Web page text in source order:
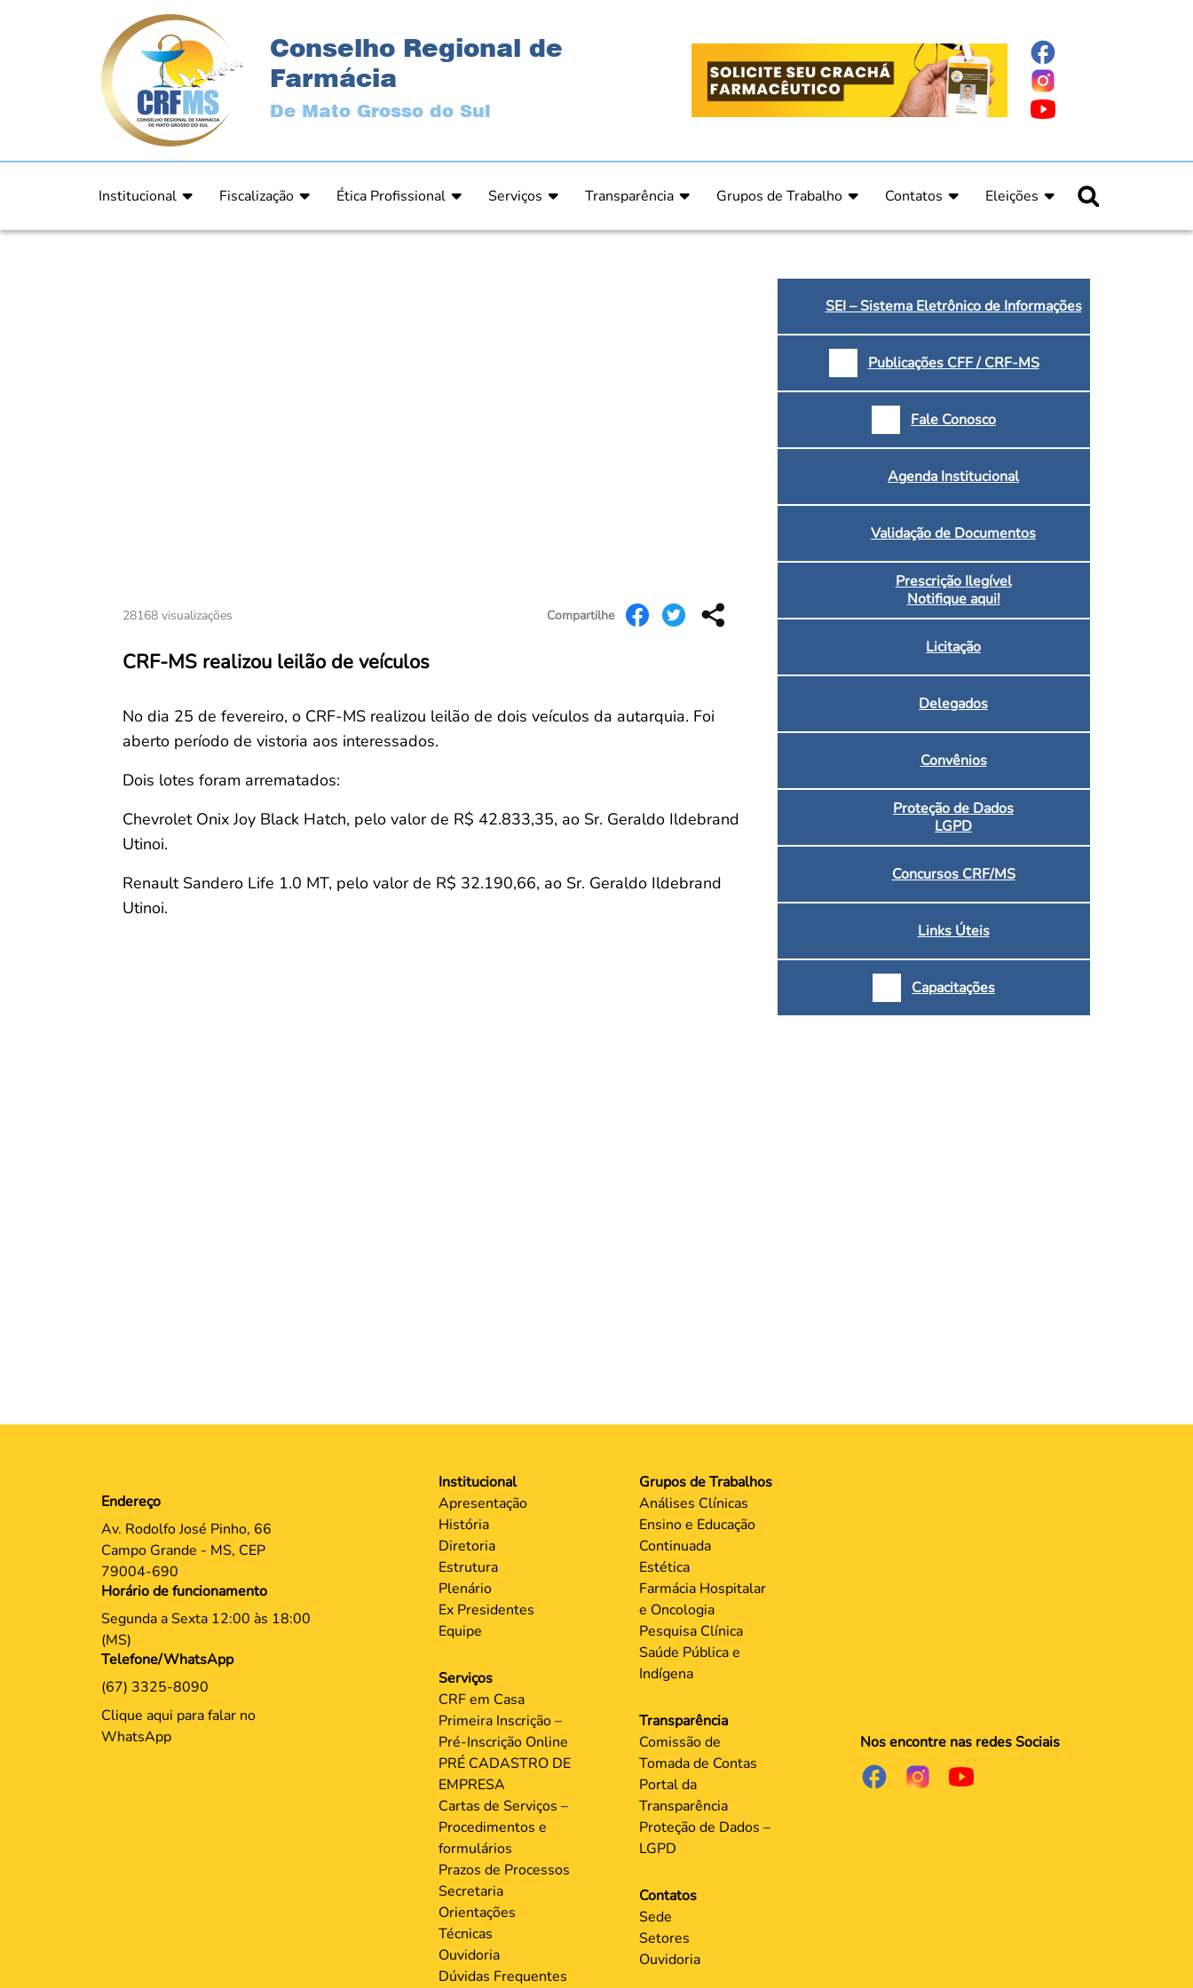
Conselho Regional de
Farmácia
De Mato Grosso do Sul
Institucional
Fiscalização
Ética Profissional
Serviços
Convenção Coletiva 2025/2026 – Piso salarial Farmácias e Drogaria
Consulta de Farmacêuticos e Estabelecimentos Inscritos no CRF/MS
Transparência
Grupos de Trabalho
Farmácia Hospitalar e Oncologia
Saúde Pública e Indígena
Contatos
Eleições
Candidatos
28168 visualizações Compartilhe
CRF-MS realizou leilão de veículos
No dia 25 de fevereiro, o CRF-MS realizou leilão de dois veículos da autarquia. Foi
aberto período de vistoria aos interessados.
Dois lotes foram arrematados:
Chevrolet Onix Joy Black Hatch, pelo valor de R$ 42.833,35, ao Sr. Geraldo Ildebrand
Utinoi.
Renault Sandero Life 1.0 MT, pelo valor de R$ 32.190,66, ao Sr. Geraldo Ildebrand
Utinoi.
SEI – Sistema Eletrônico de Informações
Publicações CFF / CRF-MS
Fale Conosco
Agenda Institucional
Validação de Documentos
Prescrição Ilegível
Notifique aqui!
Licitação
Delegados
Convênios
Proteção de Dados
LGPD
Concursos CRF/MS
Links Úteis
Capacitações
Endereço
Av. Rodolfo José Pinho, 66
Campo Grande - MS, CEP
79004-690
Horário de funcionamento
Segunda a Sexta 12:00 às 18:00
(MS)
Telefone/WhatsApp
(67) 3325-8090
Clique aqui para falar no
WhatsApp
Institucional
Apresentação
História
Diretoria
Estrutura
Plenário
Ex Presidentes
Equipe
Serviços
CRF em Casa
Primeira Inscrição –
Pré-Inscrição Online
PRÉ CADASTRO DE
EMPRESA
Cartas de Serviços –
Procedimentos e
formulários
Prazos de Processos
Secretaria
Orientações
Técnicas
Ouvidoria
Dúvidas Frequentes
Grupos de Trabalhos
Análises Clínicas
Ensino e Educação
Continuada
Estética
Farmácia Hospitalar
e Oncologia
Pesquisa Clínica
Saúde Pública e
Indígena
Transparência
Comissão de
Tomada de Contas
Portal da
Transparência
Proteção de Dados –
LGPD
Contatos
Sede
Setores
Ouvidoria
Nos encontre nas redes Sociais